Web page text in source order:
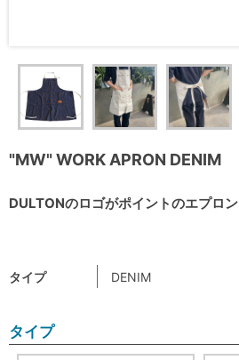
"MW" WORK APRON DENIM
DULTONのロゴがポイントのエプロン
タイプ DENIM
タイプ